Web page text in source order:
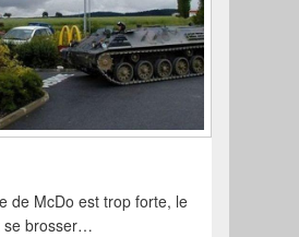
de McDo est trop forte, le
se brosser…